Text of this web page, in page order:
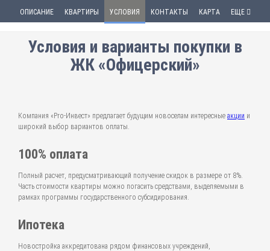
ОПИСАНИЕ КВАРТИРЫ УСЛОВИЯ КОНТАКТЫ КАРТА ЕЩЕ
Условия и варианты покупки в
ЖК «Офицерский»
Компания «Pro-Инвест» предлагает будущим новоселам интересные акции и
широкий выбор вариантов оплаты.
100% оплата
Полный расчет, предусматривающий получение скидок в размере от 8%.
Часть стоимости квартиры можно погасить средствами, выделяемыми в
рамках программы государственного субсидирования.
Ипотека
Новостройка аккредитована рядом финансовых учреждений,